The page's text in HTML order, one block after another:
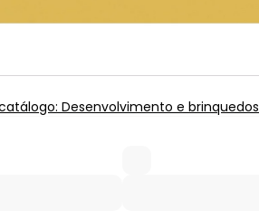
Desenvolvimento e brinquedos